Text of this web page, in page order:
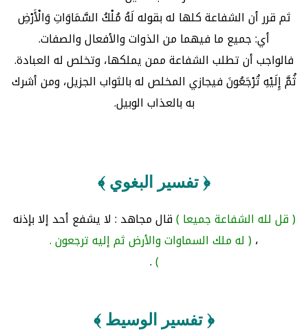
ثم قرر أن الشفاعة كلها له بقوله لَهُ مُلْكُ السَّمَاوَاتِ وَالْأَرْضِ
أي: جميع ما فيهما من الذوات والأفعال والصفات.
فالواجب أن تطلب الشفاعة ممن يملكها، وتخلص له العبادة.
ثُمَّ إِلَيْهِ تُرْجَعُونَ فيجازي المخلص له بالثواب الجزيل، ومن أشرك
به بالعذاب الوبيل.
﴿ تفسير البغوي ﴾
( قل لله الشفاعة جميعا )قال مجاهد : لا يشفع أحد إلا بإذنه
،( له ملك السماوات والأرض ثم إليه ترجعون .
)
.
﴿ تفسير الوسيط ﴾